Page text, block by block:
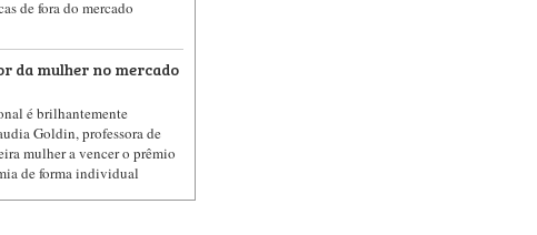
de fora do mercado
da mulher no mercado
é brilhantemente
Goldin, professora de
mulher a vencer o prêmio
de forma individual